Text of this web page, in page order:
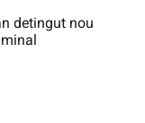
detingut nou